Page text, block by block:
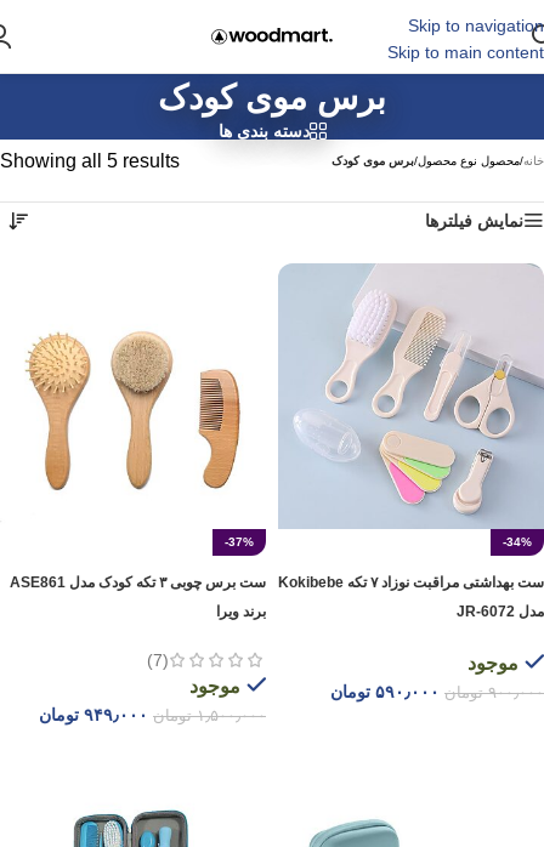
Skip to navigation
Skip to main content
برس موی کودک
دسته بندی ها
خانه/محصول نوع محصول/برس موی کودک Showing all 5 results
نمایش فیلترها
-34%
ست بهداشتی مراقبت نوزاد ۷ تکه Kokibebe
مدل JR-6072
موجود
۹۰۰٫۰۰۰ تومان ۵۹۰٫۰۰۰ تومان
-37%
ست برس چوبی ۳ تکه کودک مدل ASE861
برند ویرا
(7)
موجود
۱٫۵۰۰٫۰۰۰ تومان ۹۴۹٫۰۰۰ تومان